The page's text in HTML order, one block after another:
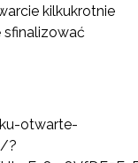
kilkukrotnie
sfinalizować
otwarte-
?